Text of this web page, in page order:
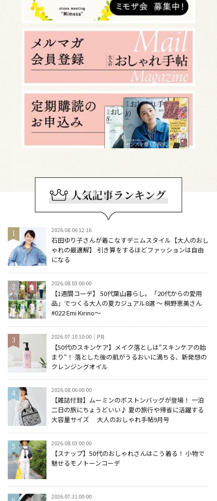
2026.08.06 12:16
石田ゆり子さんが着こなすデニムスタイル【大人のおし
ゃれの最適解】 引き算をするほどファッションは自由
になる
2026.08.03 00:00
【1週間コーデ】 50代葉山暮らし。「20代からの愛用
品」でつくる大人の夏カジュアル8選 ～ 桐野恵美さん
#022 Emi Kirino～
2026.07.10 10:00 PR
【50代のスキンケア】メイク落としは“スキンケアの始
まり“！ 落とした後の肌がうるおいに満ちる、新発想の
クレンジングオイル
2026.08.06 00:00
【雑誌付録】ムーミンのボストンバッグが登場！ 一泊
二日の旅にちょうどいい♪ 夏の旅行や帰省に活躍する
大容量サイズ 大人のおしゃれ手帖9月号
2026.08.03 00:00
【スナップ】50代のおしゃれさんはこう着る！ 小物で
魅せるモノトーンコーデ
2026.07.31 00:00